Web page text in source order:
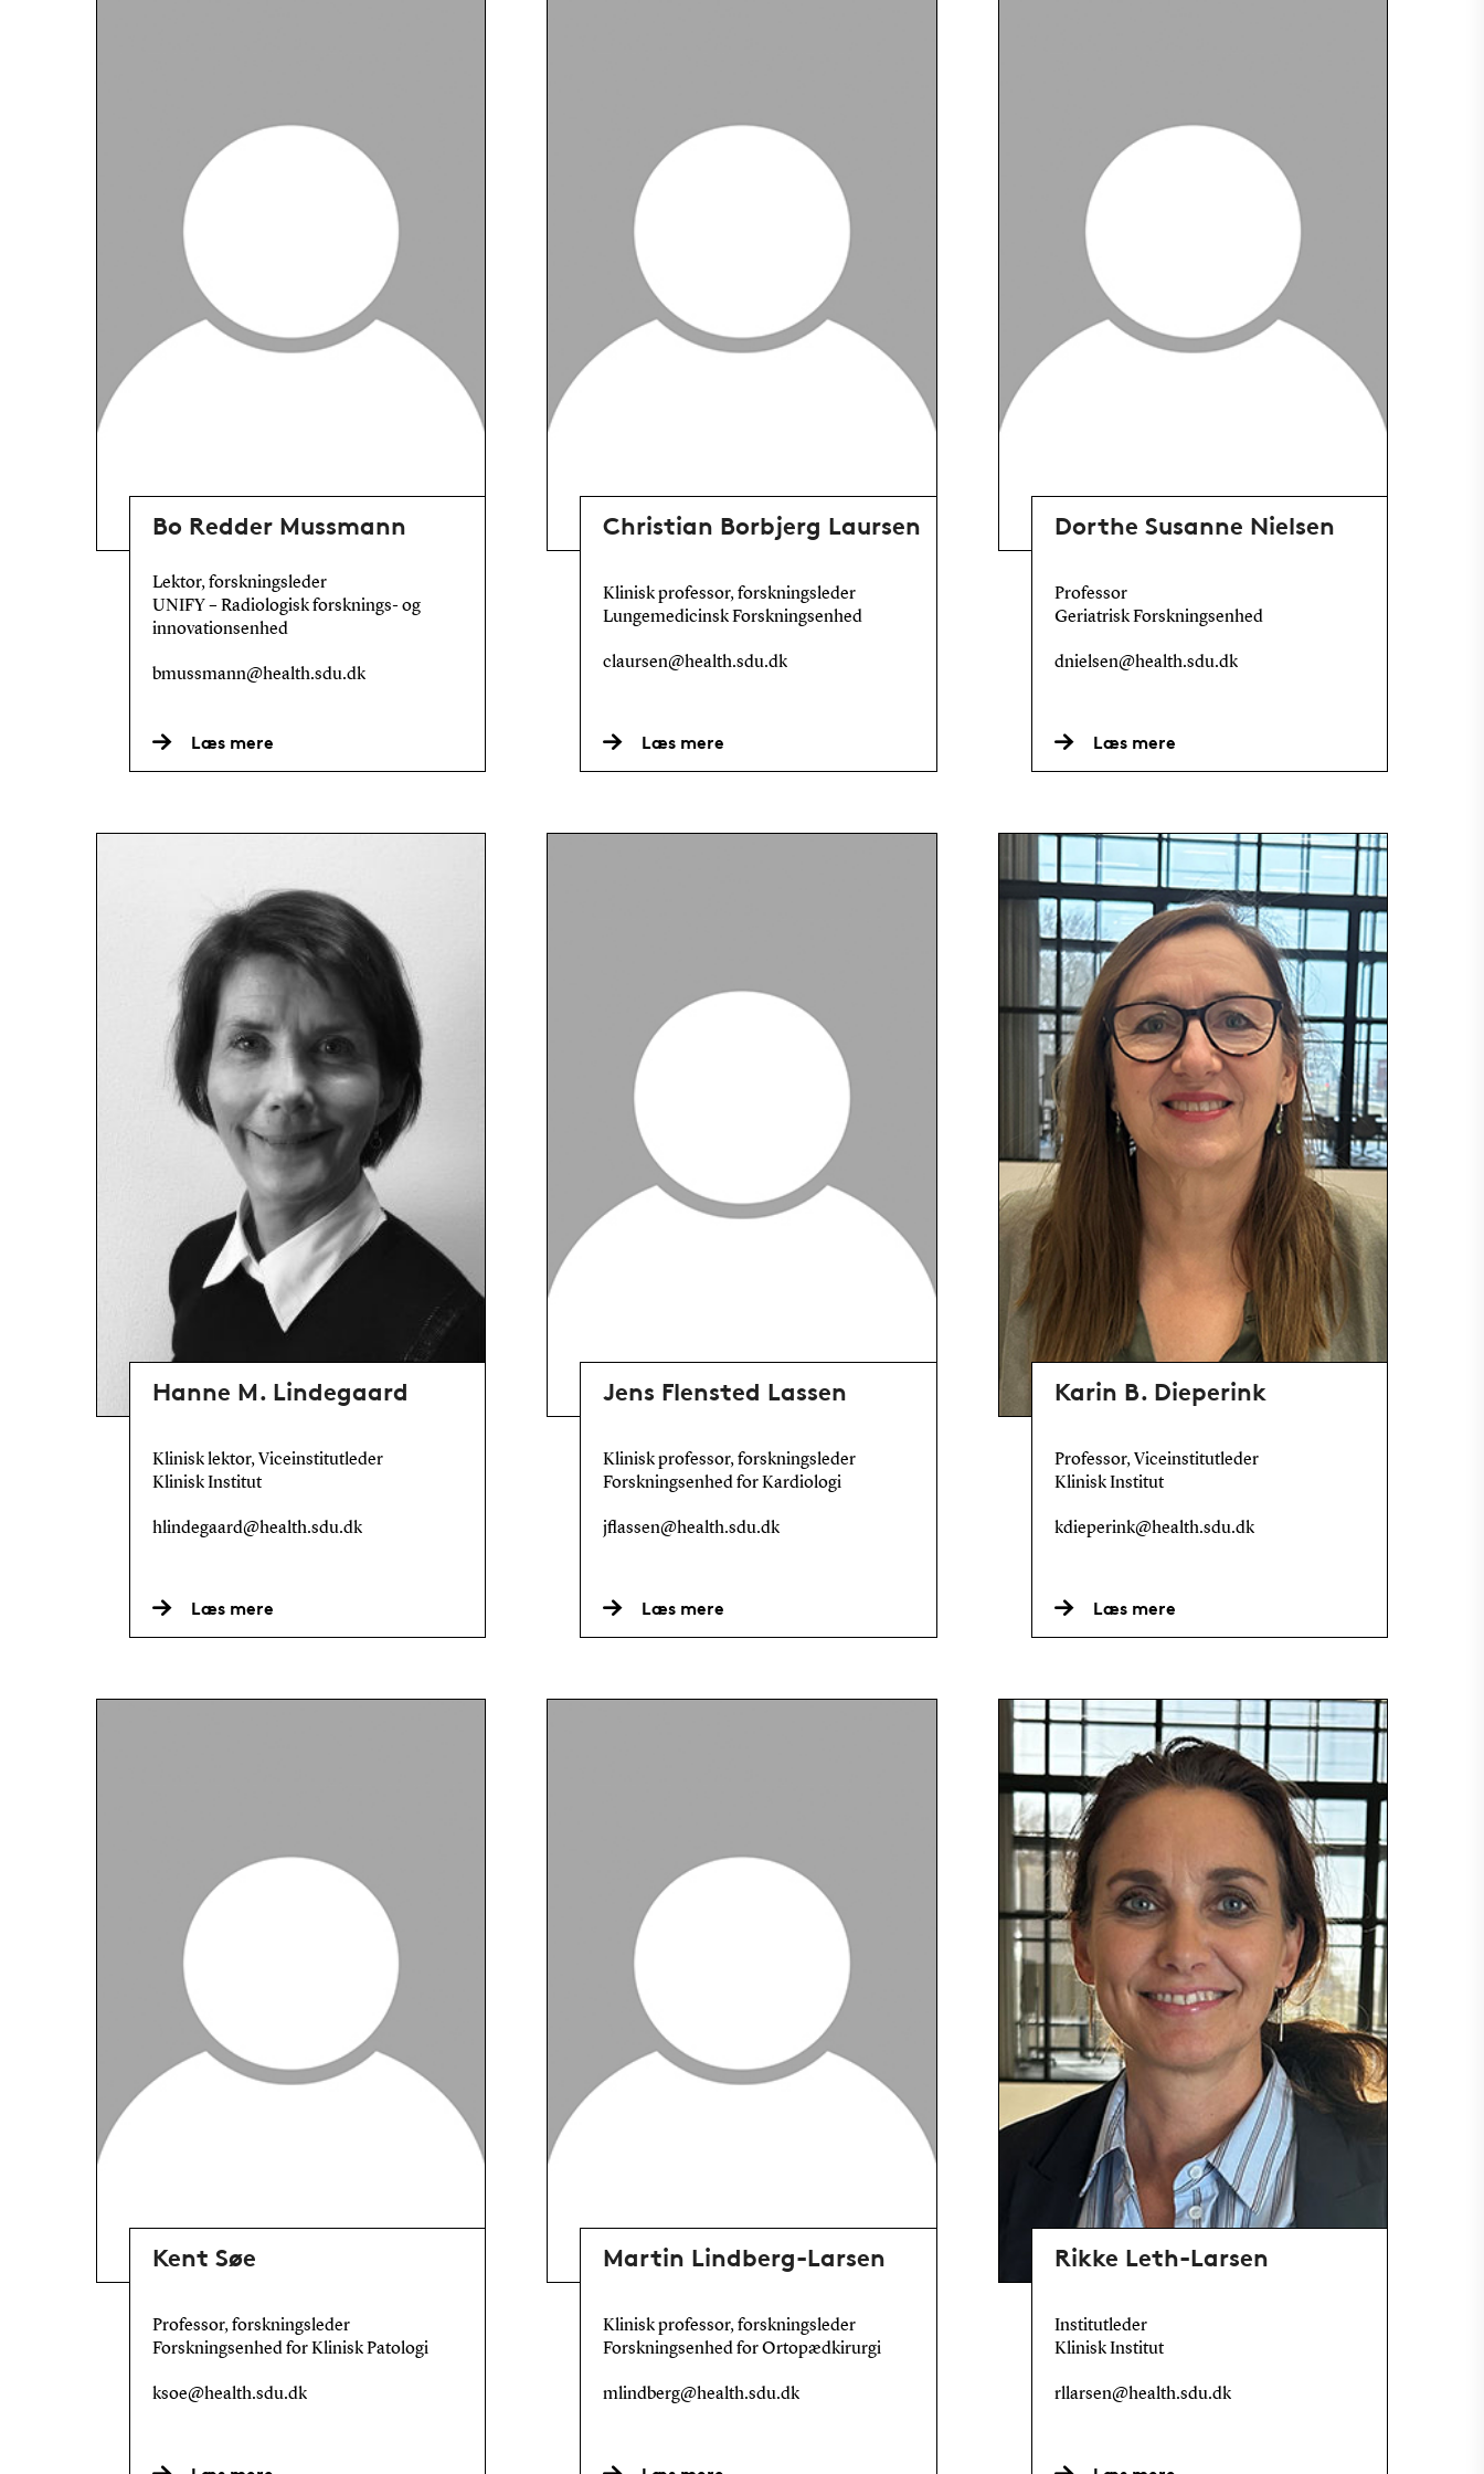
Bo Redder Mussmann
Lektor, forskningsleder
UNIFY – Radiologisk forsknings- og
innovationsenhed
bmussmann@health.sdu.dk
Læs mere
Christian Borbjerg Laursen
Klinisk professor, forskningsleder
Lungemedicinsk Forskningsenhed
claursen@health.sdu.dk
Læs mere
Dorthe Susanne Nielsen
Professor
Geriatrisk Forskningsenhed
dnielsen@health.sdu.dk
Læs mere
Hanne M. Lindegaard
Klinisk lektor, Viceinstitutleder
Klinisk Institut
hlindegaard@health.sdu.dk
Læs mere
Jens Flensted Lassen
Klinisk professor, forskningsleder
Forskningsenhed for Kardiologi
jflassen@health.sdu.dk
Læs mere
Karin B. Dieperink
Professor, Viceinstitutleder
Klinisk Institut
kdieperink@health.sdu.dk
Læs mere
Kent Søe
Professor, forskningsleder
Forskningsenhed for Klinisk Patologi
ksoe@health.sdu.dk
Martin Lindberg-Larsen
Klinisk professor, forskningsleder
Forskningsenhed for Ortopædkirurgi
mlindberg@health.sdu.dk
Rikke Leth-Larsen
Institutleder
Klinisk Institut
rllarsen@health.sdu.dk